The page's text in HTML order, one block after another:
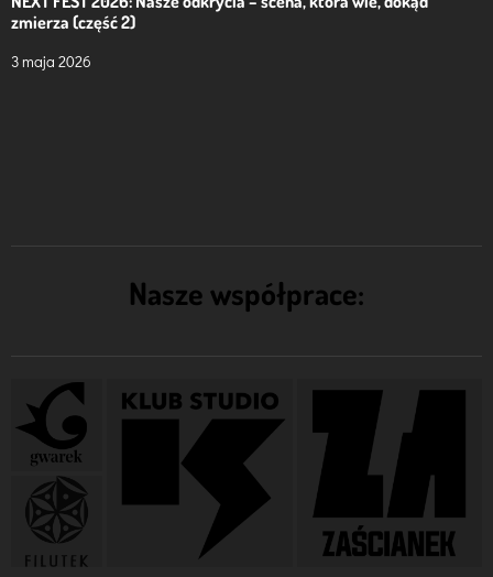
zmierza (część 2)
3 maja 2026
Nasze współprace: